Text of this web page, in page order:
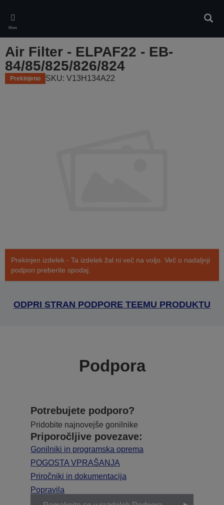
main
content
Meni
Air Filter - ELPAF22 - EB-
84/85/825/826/824
Prekinjeno SKU: V13H134A22
Prekinjen izdelek - Ta izdelek žal ni več na voljo. Več o nadaljnji
podpori preberite spodaj.
ODPRI STRAN PODPORE TEEMU PRODUKTU
Podpora
Potrebujete podporo?
Pridobite najnovejše gonilnike
Priporočljive povezave:
Gonilniki in programska oprema
POGOSTA VPRAŠANJA
Priročniki in dokumentacija
Popravila